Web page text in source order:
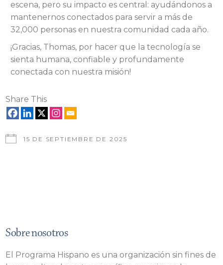
escena, pero su impacto es central: ayudándonos a
mantenernos conectados para servir a más de
32,000 personas en nuestra comunidad cada año.
¡Gracias, Thomas, por hacer que la tecnología se
sienta humana, confiable y profundamente
conectada con nuestra misión!
Share This
15 DE SEPTIEMBRE DE 2025
Sobre nosotros
El Programa Hispano es una organización sin fines de